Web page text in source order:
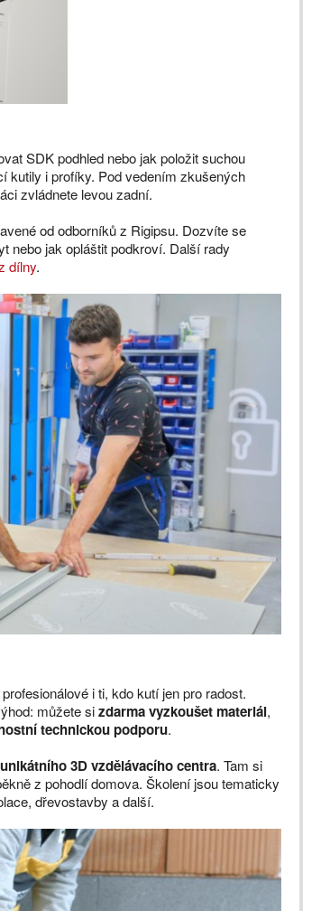
SDK podhled nebo jak položit suchou
kutily i profíky. Pod vedením zkušených
zvládnete levou zadní.
od odborníků z Rigipsu. Dozvíte se
nebo jak opláštit podkroví. Další rady
dílny.
i ti, kdo kutí jen pro radost.
můžete sizdarma vyzkoušet materiál,
technickou podporu.
3D vzdělávacího centra. Tam si
z pohodlí domova. Školení jsou tematicky
dřevostavby a další.